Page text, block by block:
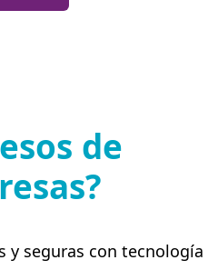
de
y seguras con tecnología